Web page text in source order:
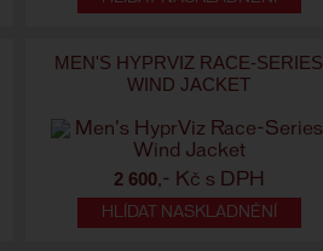
MEN'S HYPRVIZ RACE-SERIES
WIND JACKET
2 600,- Kč s DPH
HLÍDAT NASKLADNĚNÍ